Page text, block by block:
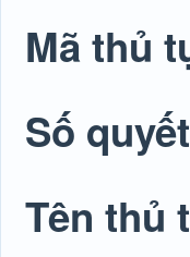
Mã thủ
Số
Tên thủ